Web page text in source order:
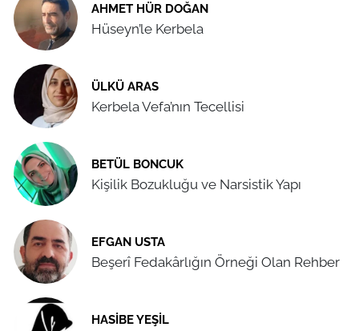
AHMET HÜR DOĞAN
Hüseyn’le Kerbela
ÜLKÜ ARAS
Kerbela Vefa’nın Tecellisi
BETÜL BONCUK
Kişilik Bozukluğu ve Narsistik Yapı
EFGAN USTA
Beşerî Fedakârlığın Örneği Olan Rehber
HASIBE YEŞIL